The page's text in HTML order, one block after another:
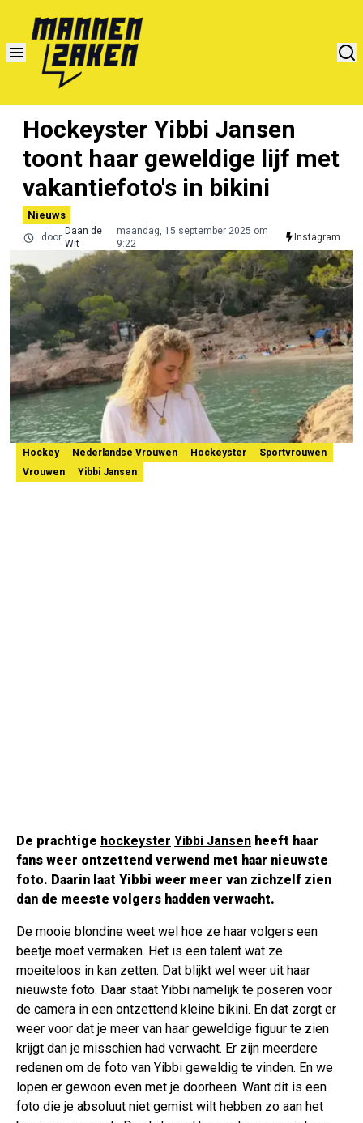
Hockeyster Yibbi Jansen
toont haar geweldige lijf met
vakantiefoto's in bikini
Nieuws
door
Daan de
Wit
maandag, 15 september 2025 om
9:22
Instagram
Hockey Nederlandse Vrouwen Hockeyster
Sportvrouwen
Vrouwen
Yibbi Jansen
De prachtige hockeyster Yibbi Jansen heeft haar
fans weer ontzettend verwend met haar nieuwste
foto. Daarin laat Yibbi weer meer van zichzelf zien
dan de meeste volgers hadden verwacht.
De mooie blondine weet wel hoe ze haar volgers een
beetje moet vermaken. Het is een talent wat ze
moeiteloos in kan zetten. Dat blijkt wel weer uit haar
nieuwste foto. Daar staat Yibbi namelijk te poseren voor
de camera in een ontzettend kleine bikini. En dat zorgt er
weer voor dat je meer van haar geweldige figuur te zien
krijgt dan je misschien had verwacht. Er zijn meerdere
redenen om de foto van Yibbi geweldig te vinden. En we
lopen er gewoon even met je doorheen. Want dit is een
foto die je absoluut niet gemist wilt hebben zo aan het